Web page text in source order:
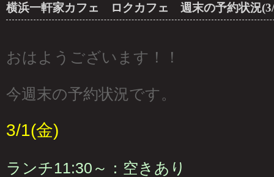
横浜一軒家カフェ ロクカフェ 週末の予約状況
おはようございます！！
今週末の予約状況です。
3/1(金)
ランチ11:30～：空きあり